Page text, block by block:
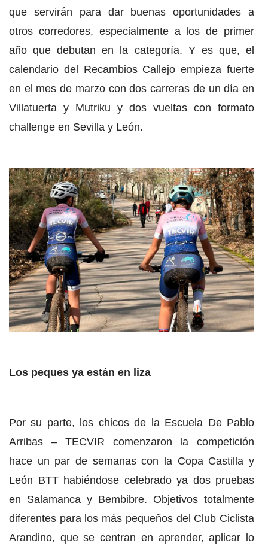
que servirán para dar buenas oportunidades a
otros corredores, especialmente a los de primer
año que debutan en la categoría. Y es que, el
calendario del Recambios Callejo empieza fuerte
en el mes de marzo con dos carreras de un día en
Villatuerta y Mutriku y dos vueltas con formato
challenge en Sevilla y León.
Los peques ya están en liza
Por su parte, los chicos de la Escuela De Pablo
Arribas – TECVIR comenzaron la competición
hace un par de semanas con la Copa Castilla y
León BTT habiéndose celebrado ya dos pruebas
en Salamanca y Bembibre. Objetivos totalmente
diferentes para los más pequeños del Club Ciclista
Arandino, que se centran en aprender, aplicar lo